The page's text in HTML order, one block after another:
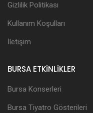
Gizlilik Politikası
Kullanım Koşulları
İletişim
BURSA ETKİNLİKLER
Bursa Konserleri
Bursa Tiyatro Gösterileri